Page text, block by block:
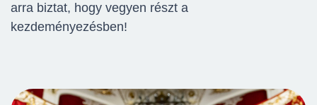
arra biztat, hogy vegyen részt a
kezdeményezésben!